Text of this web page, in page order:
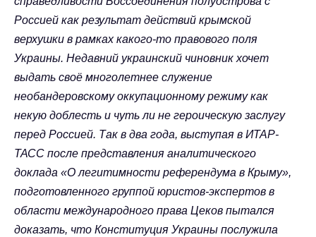
Россией как результат действий крымской
верхушки в рамках какого-то правового поля
Украины. Недавний украинский чиновник хочет
выдать своё многолетнее служение
необандеровскому оккупационному режиму как
некую доблесть и чуть ли не героическую заслугу
перед Россией. Так в два года, выступая в ИТАР-
ТАСС после представления аналитического
доклада «О легитимности референдума в Крыму»,
подготовленного группой юристов-экспертов в
области международного права Цеков пытался
доказать, что Конституция Украины послужила